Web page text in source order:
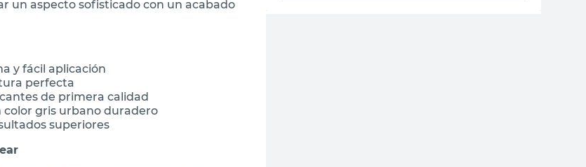
un aspecto sofisticado con un acabado
y fácil aplicación
perfecta
de primera calidad
color gris urbano duradero
superiores